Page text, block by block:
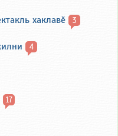
хаклавӗ 3
4
17